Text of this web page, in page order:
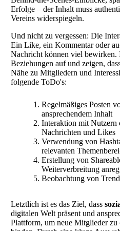
Erfolge – der Inhalt muss
Vereins widerspiegeln.
Und nicht zu vergessen: Die
Ein Like, ein Kommentar oder
Nachricht können viel bewirken.
Beziehungen auf und zeigen,
Nähe zu Mitgliedern und
folgende ToDo's:
Regelmäßiges Posten
ansprechendem Inhalt
Interaktion mit Nutzern
Nachrichten und Likes
Verwendung von
relevanten
Erstellung von
Weiterverbreitung
Beobachtung von
Letztlich ist es das Ziel, dass
digitalen Welt präsent und
Plattform, um neue Mitglieder zu